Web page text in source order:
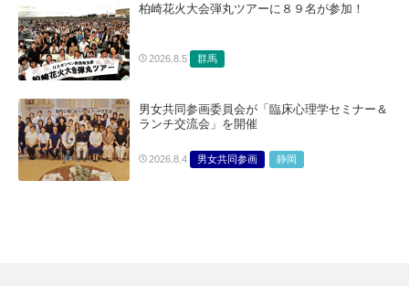
柏崎花火大会弾丸ツアーに８９名が参加！
2026.8.5 群馬
男女共同参画委員会が「臨床心理学セミナー＆
ランチ交流会」を開催
2026.8.4 男女共同参画 静岡